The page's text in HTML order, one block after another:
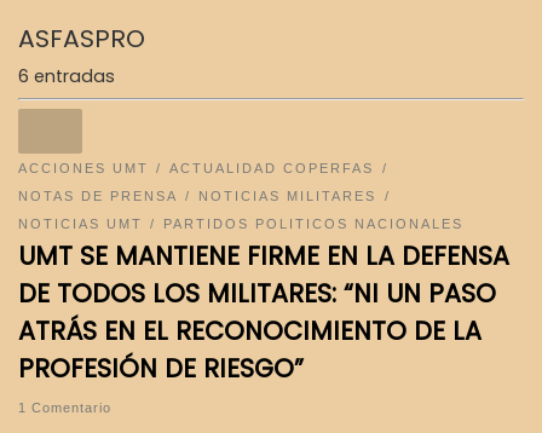
ASFASPRO
6 entradas
ACCIONES UMT
ACTUALIDAD COPERFAS
NOTAS DE PRENSA
NOTICIAS MILITARES
NOTICIAS UMT
PARTIDOS POLITICOS NACIONALES
UMT SE MANTIENE FIRME EN LA DEFENSA
DE TODOS LOS MILITARES: “NI UN PASO
ATRÁS EN EL RECONOCIMIENTO DE LA
PROFESIÓN DE RIESGO”
1 Comentario